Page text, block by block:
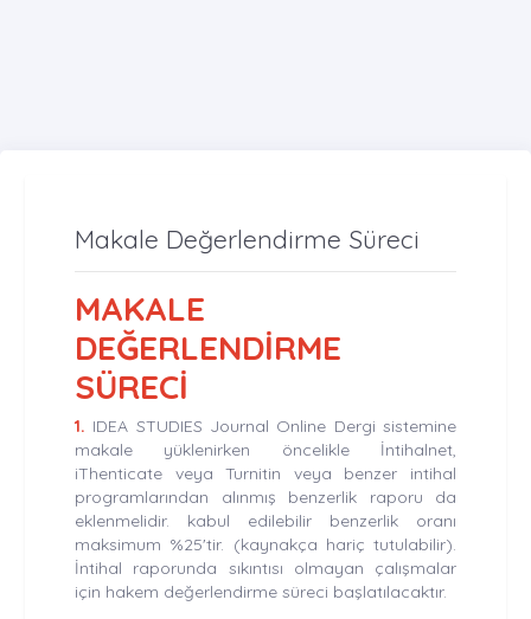
Makale Değerlendirme Süreci
MAKALE
DEĞERLENDİRME
SÜRECİ
1. IDEA STUDIES Journal Online Dergi sistemine
makale yüklenirken öncelikle İntihalnet,
iThenticate veya Turnitin veya benzer intihal
programlarından alınmış benzerlik raporu da
eklenmelidir. kabul edilebilir benzerlik oranı
maksimum %25'tir. (kaynakça hariç tutulabilir).
İntihal raporunda sıkıntısı olmayan çalışmalar
için hakem değerlendirme süreci başlatılacaktır.